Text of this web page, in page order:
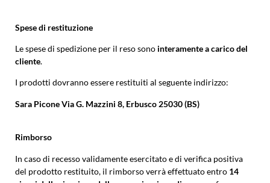
Spese di restituzione
Le spese di spedizione per il reso sono interamente a carico del
cliente.
I prodotti dovranno essere restituiti al seguente indirizzo:
Sara Picone Via G. Mazzini 8, Erbusco 25030 (BS)
Rimborso
In caso di recesso validamente esercitato e di verifica positiva
del prodotto restituito, il rimborso verrà effettuato entro 14